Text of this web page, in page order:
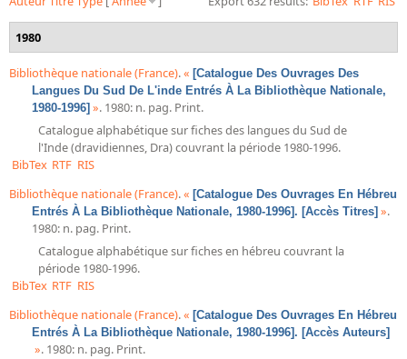
Bibliographie historique de la Bibliothèque nationale de
Dictionnaire de la BnF
Dictionnaire BnF : recherche avancée
Dictionnaire BnF : index
Dictionnaire des fonds spéciaux et des principales collections et
Recherche de fonds, collections et provenances
L'histoire de la BnF en objets
Explorer
Organigrammes de la bibliothèque
Rapports d'activité de la Bibliothèque
1980
Bibliothèque nationale (France).« [Catalogue Des Ouvrages Des
Langues Du Sud De L'inde Entrés À La Bibliothèque Nationale,
1980-1996] ». 1980: n. pag. Print.
Catalogue alphabétique sur fiches des langues du Sud de
l'Inde (dravidiennes, Dra) couvrant la période 1980-1996.
BibTex RTF RIS
Bibliothèque nationale (France).« [Catalogue Des Ouvrages En Hébreu
Entrés À La Bibliothèque Nationale, 1980-1996]. [Accès Titres] ».
1980: n. pag. Print.
Catalogue alphabétique sur fiches en hébreu couvrant la
période 1980-1996.
BibTex RTF RIS
Bibliothèque nationale (France).« [Catalogue Des Ouvrages En Hébreu
Entrés À La Bibliothèque Nationale, 1980-1996]. [Accès Auteurs]
». 1980: n. pag. Print.